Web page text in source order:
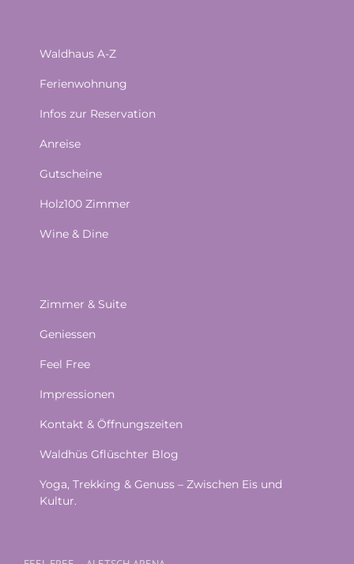
Waldhaus A-Z
Ferienwohnung
Infos zur Reservation
Anreise
Gutscheine
Holz100 Zimmer
Wine & Dine
Zimmer & Suite
Geniessen
Feel Free
Impressionen
Kontakt & Öffnungszeiten
Waldhüs Gflüschter Blog
Yoga, Trekking & Genuss – Zwischen Eis und
Kultur.